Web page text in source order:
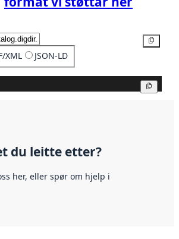
XML JSON-LD
du leitte etter?
her, eller spør om hjelp i